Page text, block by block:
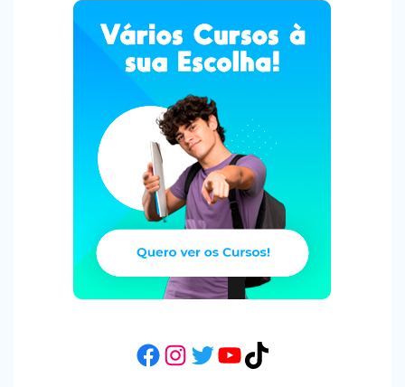
Facebook
Instagram
Twitter
YouTube
TikTok